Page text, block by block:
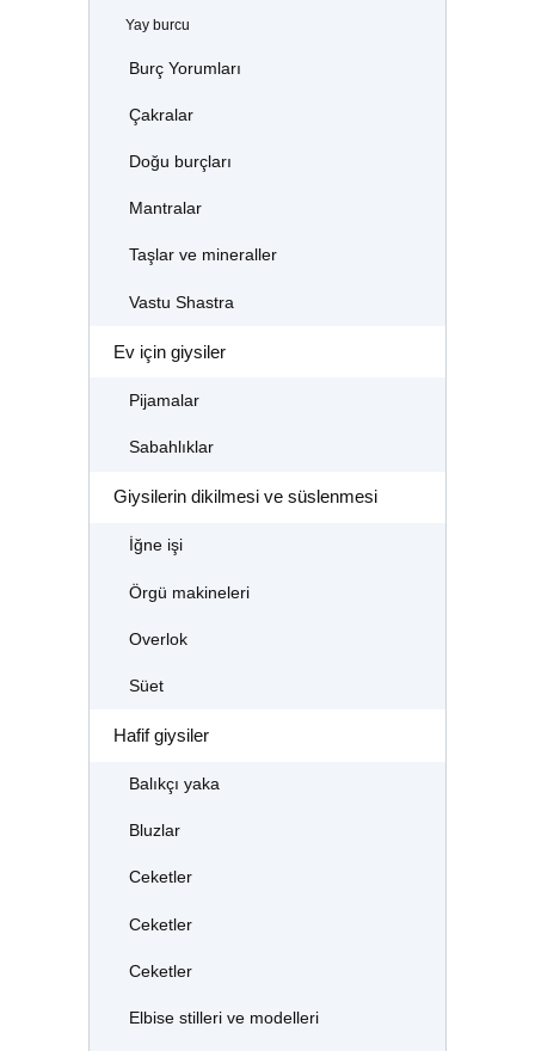
Yay burcu
Burç Yorumları
Çakralar
Doğu burçları
Mantralar
Taşlar ve mineraller
Vastu Shastra
Ev için giysiler
Pijamalar
Sabahlıklar
Giysilerin dikilmesi ve süslenmesi
İğne işi
Örgü makineleri
Overlok
Süet
Hafif giysiler
Balıkçı yaka
Bluzlar
Ceketler
Ceketler
Ceketler
Elbise stilleri ve modelleri